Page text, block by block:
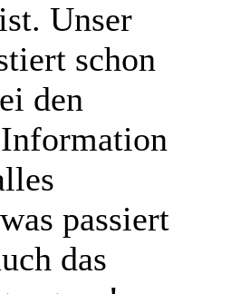
Unser
schon
den
passiert
das